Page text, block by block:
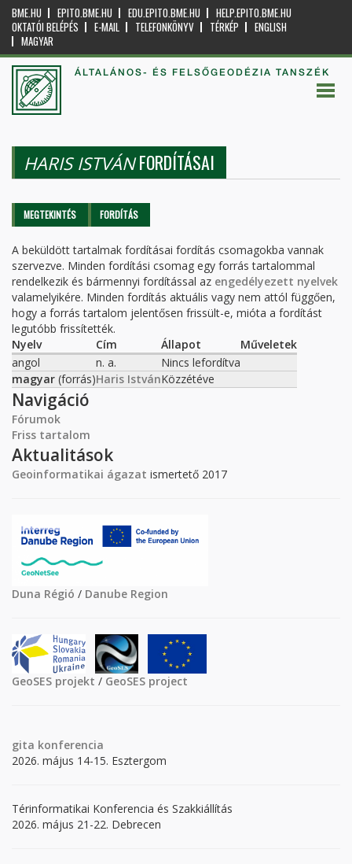
BME.HU EPITO.BME.HU EDU.EPITO.BME.HU
HELP.EPITO.BME.HU
OKTATÓI BELÉPÉS
E-MAIL TELEFONKÖNYV TÉRKÉP
ENGLISH
MAGYAR
ÁLTALÁNOS- ÉS FELSŐGEODÉZIA TANSZÉK
HARIS ISTVÁNFORDÍTÁSAI
Elsődleges fülek
MEGTEKINTÉS FORDÍTÁS
A beküldött tartalmak fordításai fordítás csomagokba vannak
szervezve. Minden fordítási csomag egy forrás tartalommal
rendelkezik és bármennyi fordítással az engedélyezett nyelvek
valamelyikére. Minden fordítás aktuális vagy nem attól függően,
hogy a forrás tartalom jelentősen frissült-e, mióta a fordítást
legutóbb frissítették.
Nyelv
Cím Állapot
Műveletek
angol
n. a.
Nincs lefordítva
magyar (forrás)Haris IstvánKözzétéve
Navigáció
Fórumok
Friss tartalom
Aktualitások
Geoinformatikai ágazat ismertető 2017
Duna Régió / Danube Region
GeoSES projekt / GeoSES project
gita konferencia
2026. május 14-15. Esztergom
Térinformatikai Konferencia és Szakkiállítás
2026. május 21-22. Debrecen